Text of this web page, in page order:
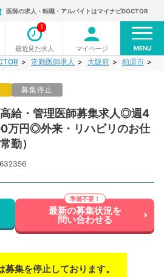
医師の求人・転職・アルバイトはマイナビDOCTOR
最近見た求人
1
マイページ MENU
常勤医師求人 大阪府 柏原市
募集停止
高給・管理医師募集求人◎週4
万円◎外来・リハビリのお仕
勤）
最新の募集状況を
問い合わせる
募集を停止しております。